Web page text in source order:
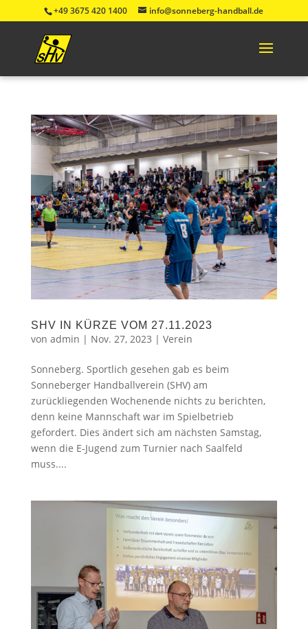
+49 3675 420 1400 info@sonneberg-handball.de
SHV IN KÜRZE VOM 27.11.2023
von admin | Nov. 27, 2023 | Verein
Sonneberg. Sportlich gesehen gab es beim
Sonneberger Handballverein (SHV) am
zurückliegenden Wochenende nichts zu berichten,
denn keine Mannschaft war im Spielbetrieb
gefordert. Dies ändert sich am nächsten Samstag,
wenn die E-Jugend zum Turnier nach Saalfeld
muss....